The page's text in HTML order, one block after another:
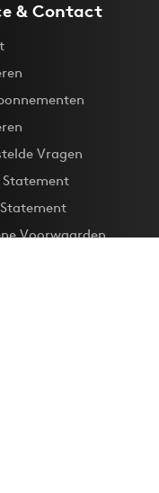
& Contact
Vragen
Statement
Voorwaarden